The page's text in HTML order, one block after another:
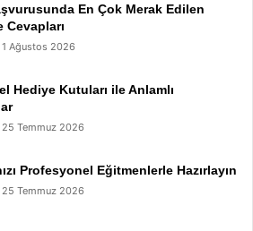
En Çok Merak Edilen
Cevapları
1 Ağustos 2026
Hediye Kutuları ile Anlamlı
25 Temmuz 2026
Profesyonel Eğitmenlerle Hazırlayın
25 Temmuz 2026